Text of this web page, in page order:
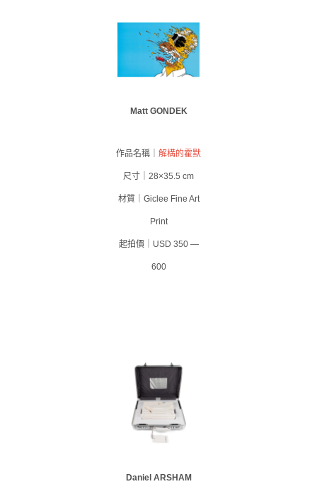
Matt GONDEK
作品名稱｜ 解構的霍默
尺寸｜28×35.5 cm
材質｜Giclee Fine Art
Print
起拍價｜USD 350 —
600
Daniel ARSHAM